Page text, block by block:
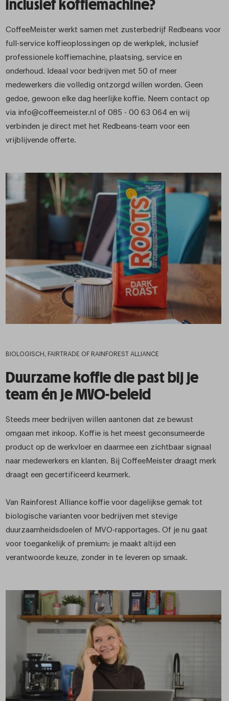
inclusief koffiemachine?
CoffeeMeister werkt samen met zusterbedrijf Redbeans voor
full-service koffieoplossingen op de werkplek, inclusief
professionele koffiemachine, plaatsing, service en
onderhoud. Ideaal voor bedrijven met 50 of meer
medewerkers die volledig ontzorgd willen worden. Geen
gedoe, gewoon elke dag heerlijke koffie. Neem contact op
via info@coffeemeister.nl of 085 - 00 63 064 en wij
verbinden je direct met het Redbeans-team voor een
vrijblijvende offerte.
BIOLOGISCH, FAIRTRADE OF RAINFOREST ALLIANCE
Duurzame koffie die past bij je
team én je MVO-beleid
Steeds meer bedrijven willen aantonen dat ze bewust
omgaan met inkoop. Koffie is het meest geconsumeerde
product op de werkvloer en daarmee een zichtbaar signaal
naar medewerkers en klanten. Bij CoffeeMeister draagt merk
draagt een gecertificeerd keurmerk.
Van Rainforest Alliance koffie voor dagelijkse gemak tot
biologische varianten voor bedrijven met stevige
duurzaamheidsdoelen of MVO-rapportages. Of je nu gaat
voor toegankelijk of premium: je maakt altijd een
verantwoorde keuze, zonder in te leveren op smaak.